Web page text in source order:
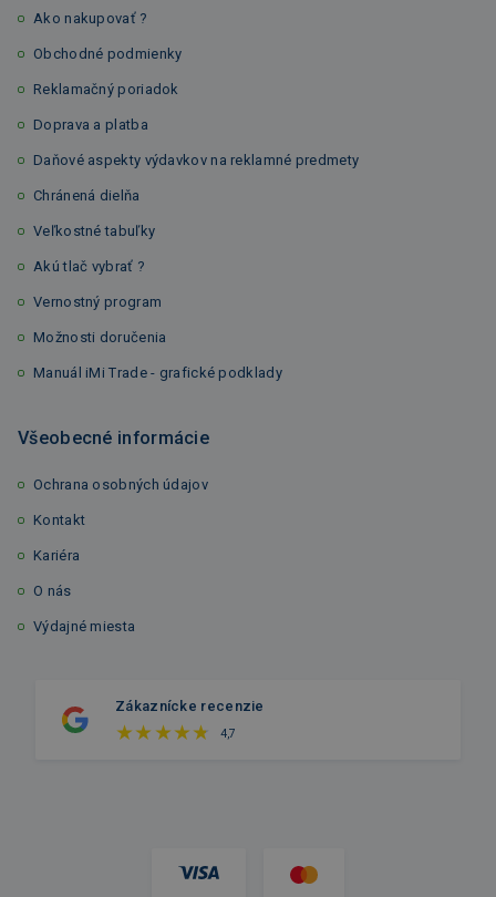
Ako nakupovať ?
Obchodné podmienky
Reklamačný poriadok
Doprava a platba
Daňové aspekty výdavkov na reklamné predmety
Chránená dielňa
Veľkostné tabuľky
Akú tlač vybrať ?
Vernostný program
Možnosti doručenia
Manuál iMi Trade - grafické podklady
Všeobecné informácie
Ochrana osobných údajov
Kontakt
Kariéra
O nás
Výdajné miesta
Zákaznícke recenzie
4,7